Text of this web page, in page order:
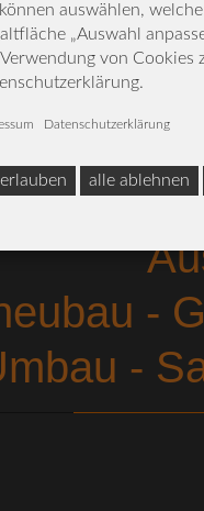
-
-
auswählen,
„Auswahl
von
Datenschutzerklärung
alle ablehnen